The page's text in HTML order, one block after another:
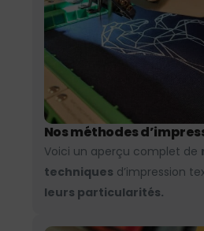
Nos méthodes
Voici un aperçu complet de
techniques d’impression
leurs particularités.